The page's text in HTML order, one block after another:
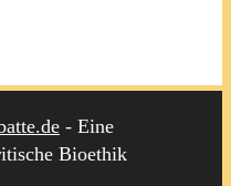
- Eine
Bioethik